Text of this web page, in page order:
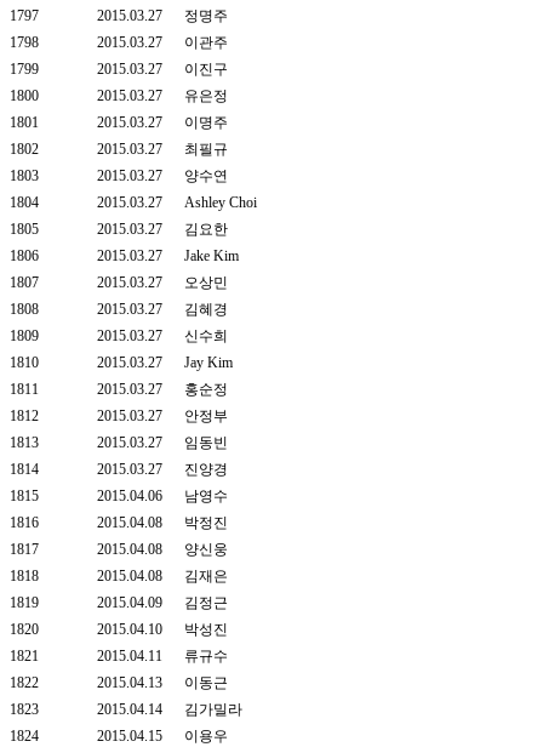
1797
2015.03.27
정명주
1798
2015.03.27
이관주
1799
2015.03.27
이진구
1800
2015.03.27
유은정
1801
2015.03.27
이명주
1802
2015.03.27
최필규
1803
2015.03.27
양수연
1804
2015.03.27
Ashley Choi
1805
2015.03.27
김요한
1806
2015.03.27
Jake Kim
1807
2015.03.27
오상민
1808
2015.03.27
김혜경
1809
2015.03.27
신수희
1810
2015.03.27
Jay Kim
1811
2015.03.27
홍순정
1812
2015.03.27
안정부
1813
2015.03.27
임동빈
1814
2015.03.27
진양경
1815
2015.04.06
남영수
1816
2015.04.08
박정진
1817
2015.04.08
양신웅
1818
2015.04.08
김재은
1819
2015.04.09
김정근
1820
2015.04.10
박성진
1821
2015.04.11
류규수
1822
2015.04.13
이동근
1823
2015.04.14
김가밀라
1824
2015.04.15
이용우